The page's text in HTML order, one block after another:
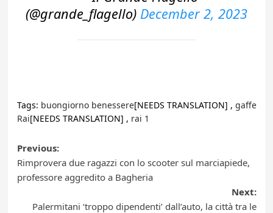
(@grande_flagello) December 2, 2023
Tags: buongiorno benessere[NEEDS TRANSLATION] , gaffe
Rai[NEEDS TRANSLATION] , rai 1
Post
navigation
Previous:
Rimprovera due ragazzi con lo scooter sul marciapiede,
professore aggredito a Bagheria
Next:
Palermitani ‘troppo dipendenti’ dall’auto, la città tra le